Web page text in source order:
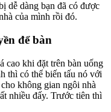
dễ dàng bạn đã có được
của mình rồi đó.
để bàn
cao khi đặt trên bàn uống
thì có thể biến tấu nó với
không gian ngôi nhà
nhiều đấy. Trước tiên thì